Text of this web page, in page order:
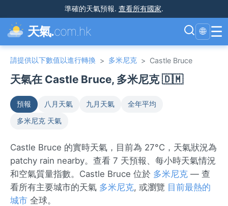
準確的天氣預報. 查看所有國家.
天氣.com.hk 🌐 ☰
請提供以下數值以進行轉換 > 多米尼克 > Castle Bruce
天氣在 Castle Bruce, 多米尼克 🇩🇲
預報 八月天氣 九月天氣
全年平均
多米尼克 天氣
Castle Bruce 的實時天氣，目前為 27°C，天氣狀況為
patchy rain nearby。查看 7 天預報、每小時天氣情況
和空氣質量指數。Castle Bruce 位於 多米尼克 — 查
看所有主要城市的天氣 多米尼克, 或瀏覽 目前最熱的
城市 全球。